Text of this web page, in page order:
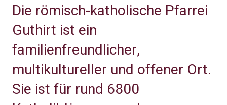
Die römisch-katholische Pfarrei
Guthirt ist ein
familienfreundlicher,
multikultureller und offener Ort.
Sie ist für rund 6800